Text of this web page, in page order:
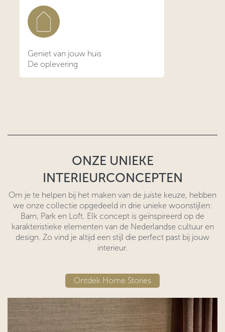
Geniet van jouw huis
De oplevering
ONZE UNIEKE
INTERIEURCONCEPTEN
Om je te helpen bij het maken van de juiste keuze, hebben
we onze collectie opgedeeld in drie unieke woonstijlen:
Barn, Park en Loft. Elk concept is geïnspireerd op de
karakteristieke elementen van de Nederlandse cultuur en
design. Zo vind je altijd een stijl die perfect past bij jouw
interieur.
Ontdek Home Sto​​ries​​